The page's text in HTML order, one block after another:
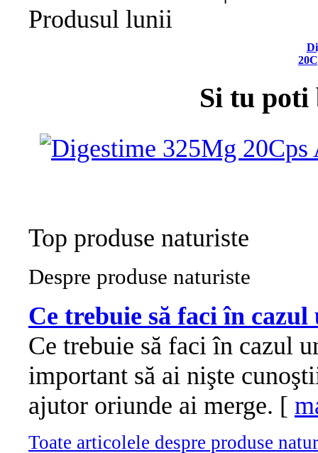
Produsul lunii
Si tu poti
Top produse naturiste
Despre produse naturiste
Ce trebuie să faci în
Ce trebuie să faci în cazul
important să ai nişte
ajutor oriunde ai merge. [
Toate articolele despre produse